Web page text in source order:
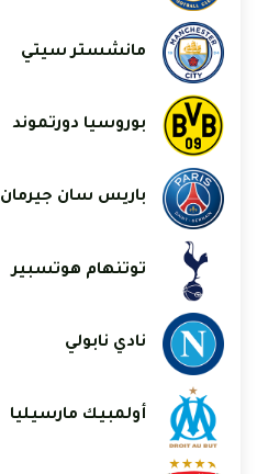
مانشستر سيتي
بوروسيا دورتموند
باريس سان جيرمان
توتنهام هوتسبير
نادي نابولي
أولمبيك مارسيليا